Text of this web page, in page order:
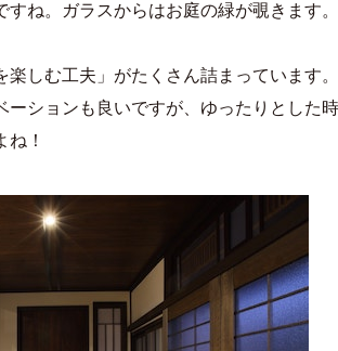
ね。ガラスからはお庭の緑が覗きます。
しむ工夫」がたくさん詰まっています。
ーションも良いですが、ゆったりとした
！